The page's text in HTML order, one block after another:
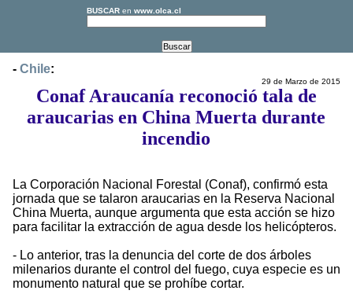
BUSCAR en www.olca.cl
- Chile:
29 de Marzo de 2015
Conaf Araucanía reconoció tala de
araucarias en China Muerta durante
incendio
La Corporación Nacional Forestal (Conaf), confirmó esta
jornada que se talaron araucarias en la Reserva Nacional
China Muerta, aunque argumenta que esta acción se hizo
para facilitar la extracción de agua desde los helicópteros.
- Lo anterior, tras la denuncia del corte de dos árboles
milenarios durante el control del fuego, cuya especie es un
monumento natural que se prohíbe cortar.